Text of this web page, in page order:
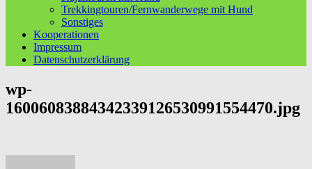
Trekkingtouren/Fernwanderwege mit Hund
Sonstiges
Kooperationen
Impressum
Datenschutzerklärung
wp-
16006083884342339126530991554470.jpg